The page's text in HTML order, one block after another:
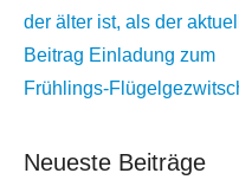
Übersicht
der älter ist, als der
Beitrag Einladung zum
Frühlings-
Neueste Beiträge